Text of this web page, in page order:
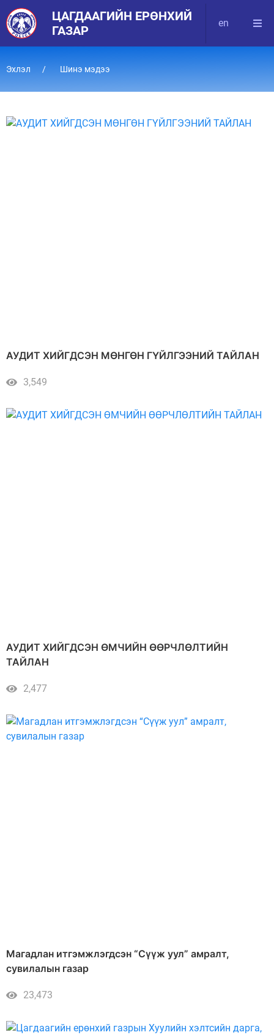
ЦАГДААГИЙН ЕРӨНХИЙ
ГАЗАР
en
Эхлэл Шинэ мэдээ
АУДИТ ХИЙГДСЭН МӨНГӨН ГҮЙЛГЭЭНИЙ ТАЙЛАН
3,549
АУДИТ ХИЙГДСЭН ӨМЧИЙН ӨӨРЧЛӨЛТИЙН
ТАЙЛАН
2,477
Магадлан итгэмжлэгдсэн “Сүүж уул” амралт,
сувилалын газар
23,473